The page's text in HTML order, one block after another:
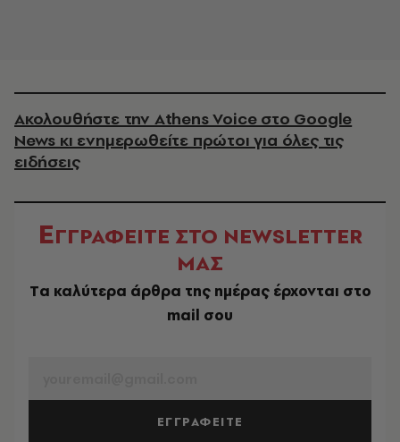
Ακολουθήστε την Athens Voice στο Google
News κι ενημερωθείτε πρώτοι για όλες τις
ειδήσεις
ΕΓΓΡΑΦΕΙΤΕ ΣΤΟ NEWSLETTER
ΜΑΣ
Tα καλύτερα άρθρα της ημέρας έρχονται στο
mail σου
ΕΓΓΡΑΦΕΙΤΕ